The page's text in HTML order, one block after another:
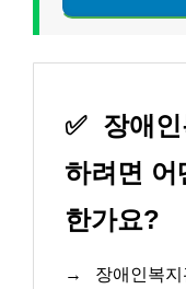
✅ 장애
하려면 어
한가요?
→
장애인복